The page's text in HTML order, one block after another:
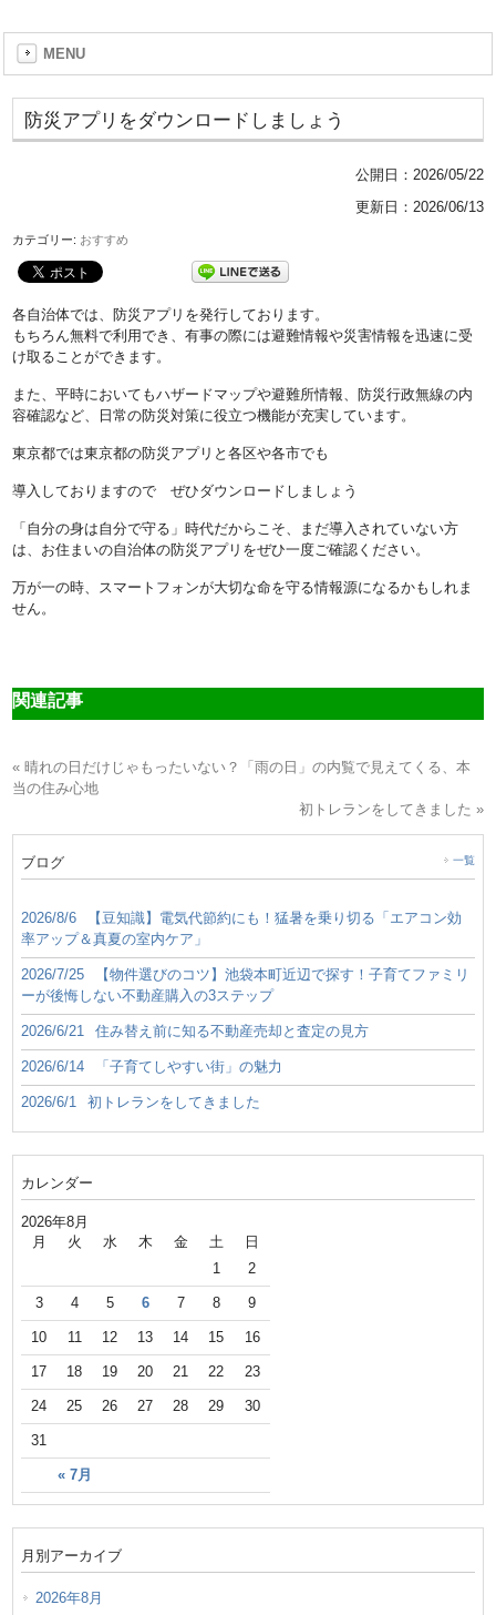
MENU
防災アプリをダウンロードしましょう
公開日： 2026/05/22
更新日：2026/06/13
カテゴリー: おすすめ
各自治体では、防災アプリを発行しております。
もちろん無料で利用でき、有事の際には避難情報や災害情報を迅速に受
け取ることができます。
また、平時においてもハザードマップや避難所情報、防災行政無線の内
容確認など、日常の防災対策に役立つ機能が充実しています。
東京都では東京都の防災アプリと各区や各市でも
導入しておりますので ぜひダウンロードしましょう
「自分の身は自分で守る」時代だからこそ、まだ導入されていない方
は、お住まいの自治体の防災アプリをぜひ一度ご確認ください。
万が一の時、スマートフォンが大切な命を守る情報源になるかもしれま
せん。
関連記事
« 晴れの日だけじゃもったいない？「雨の日」の内覧で見えてくる、本
当の住み心地
初トレランをしてきました »
ブログ 一覧
2026/8/6
【豆知識】電気代節約にも！猛暑を乗り切る「エアコン効
率アップ＆真夏の室内ケア」
2026/7/25
【物件選びのコツ】池袋本町近辺で探す！子育てファミリ
ーが後悔しない不動産購入の3ステップ
2026/6/21 住み替え前に知る不動産売却と査定の見方
2026/6/14 「子育てしやすい街」の魅力
2026/6/1 初トレランをしてきました
カレンダー
2026年8月
月 火 水 木 金 土 日
« 7月
1 2
3 4 5 6 7 8 9
10 11 12 13 14 15 16
17 18 19 20 21 22 23
24 25 26 27 28 29 30
31
月別アーカイブ
2026年8月